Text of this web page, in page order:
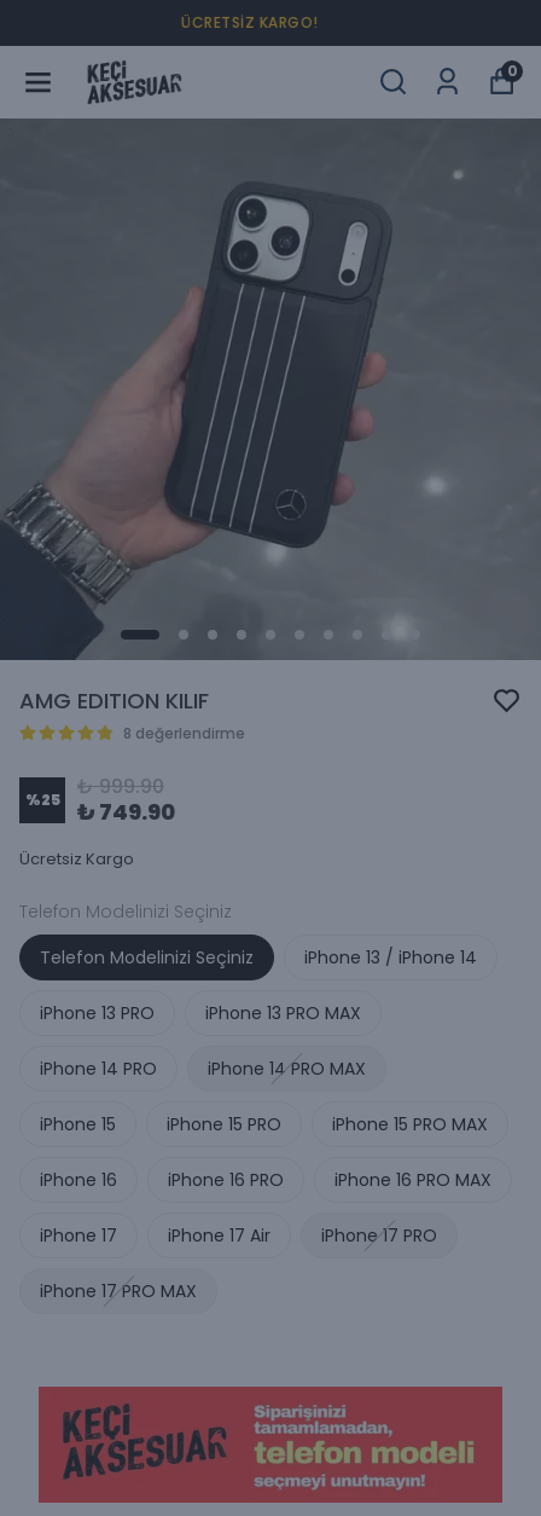
4 AL 2 ÖDE !
0
AMG EDITION KILIF
8 değerlendirme
%25 ₺ 999.90
₺ 749.90
Ücretsiz Kargo
Telefon Modelinizi Seçiniz
Telefon Modelinizi Seçiniz
iPhone 13 / iPhone 14
iPhone 13 PRO iPhone 13 PRO MAX
iPhone 14 PRO iPhone 14 PRO MAX
iPhone 15 iPhone 15 PRO iPhone 15 PRO MAX
iPhone 16 iPhone 16 PRO iPhone 16 PRO MAX
iPhone 17 iPhone 17 Air iPhone 17 PRO
iPhone 17 PRO MAX